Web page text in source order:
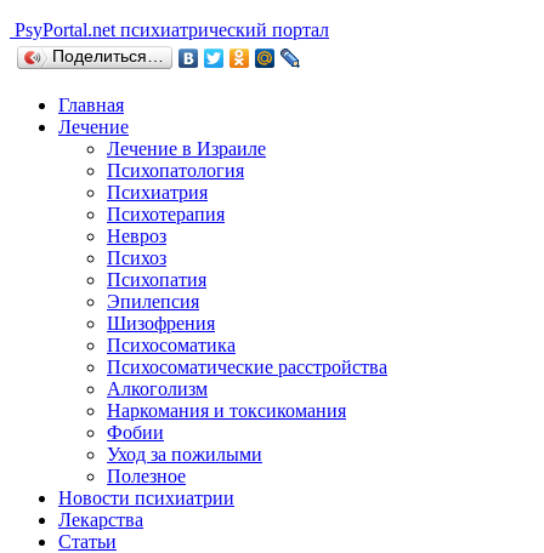
PsyPortal.net психиатрический портал
Поделиться…
Главная
Лечение
Лечение в Израиле
Психопатология
Психиатрия
Психотерапия
Невроз
Психоз
Психопатия
Эпилепсия
Шизофрения
Психосоматика
Психосоматические расстройства
Алкоголизм
Наркомания и токсикомания
Фобии
Уход за пожилыми
Полезное
Новости психиатрии
Лекарства
Статьи